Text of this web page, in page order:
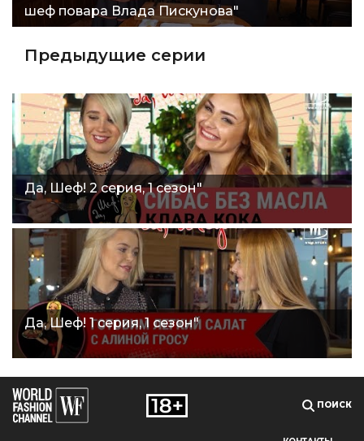
шеф повара Влада Пискунова"
Предыдущие серии
Да, Шеф! 2 серия, 1 сезон"
Да, Шеф! 1 серия, 1 сезон"
ПОИСК